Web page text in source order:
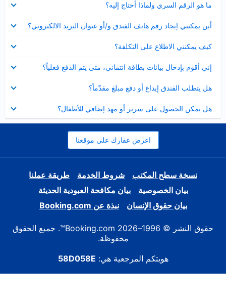
ما هو الرقم السري ولماذا أحتاج إليه؟
مصغر
أين يمكنني إيجاد رقم هاتف الفندق و/أو عنوان البريد الالكتروني؟
عرض
مصغر
كيف يمكنني الاطلاع على التكلفة؟
مصغر
إني أقوم بإدخال بيانات بطاقة ائتماني، متى يتم الدفع فعلياً؟
مصغر
هل يتطلب الفندق إيداع أو دفع مبلغ مقدّماً؟
مصغر
هل يمكن الحصول على سرير أو مهد إضافي للأطفال؟
مصغر
اعرض عقارك على موقعنا
نسخة سطح المكتب شروط الخدمة
طريقة عملنا
بيان الخصوصية
بيان مكافحة العبودية الحديثة
بيان حقوق الإنسان
نبذة عن Booking.com
حقوق النشر © 1996–2026 Booking.com™. جميع الحقوق
محفوظة.
هويتكم المرجعية هي: 58D058E